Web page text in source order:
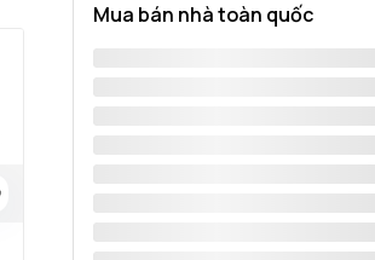
Mua bán nhà toàn quốc